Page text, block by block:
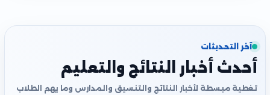
آخر التحديثات
أحدث أخبار النتائج والتعليم
تغطية مبسطة لأخبار النتائج والتنسيق والمدارس وما يهم الطلاب